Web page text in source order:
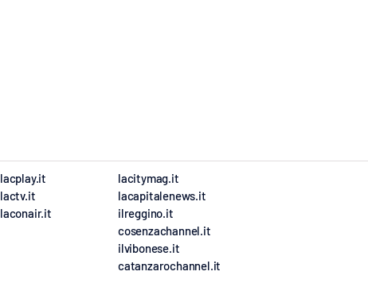
lacplay.it
lactv.it
laconair.it
lacitymag.it
lacapitalenews.it
ilreggino.it
cosenzachannel.it
ilvibonese.it
catanzarochannel.it